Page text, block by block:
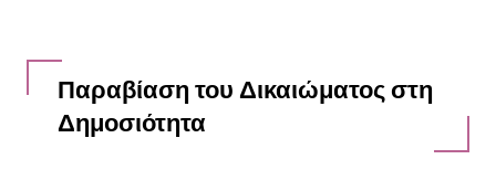
Παραβίαση του Δικαιώματος στη
Δημοσιότητα